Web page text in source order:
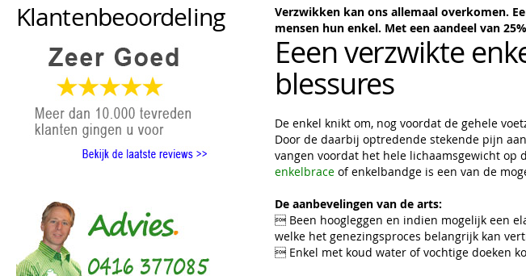
Verzwikken kan ons allemaal overkomen.
mensen hun enkel. Met een aandeel van
Eeen verzwikte
blessures
De enkel knikt om, nog voordat de gehele
Door de daarbij optredende stekende pijn
vangen voordat het hele lichaamsgewicht op
enkelbrace of enkelbandge is een van de
De aanbevelingen van de arts:
 Been hoogleggen en indien mogelijk een
welke het genezingsproces belangrijk kan
 Enkel met koud water of vochtige doeken
Klantenbeoordeling